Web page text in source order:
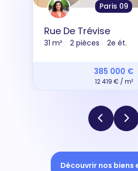
Paris 09
Rue De Trévise
31 m² 2 pièces 2e ét.
385 000 €
12 419 € / m²
Découvrir nos biens